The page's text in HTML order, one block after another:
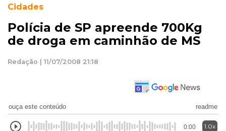
Cidades
Polícia de SP apreende 700Kg
de droga em caminhão de MS
Redação | 11/07/2008 21:18
ouça este conteúdo readme
0:00 1.0x